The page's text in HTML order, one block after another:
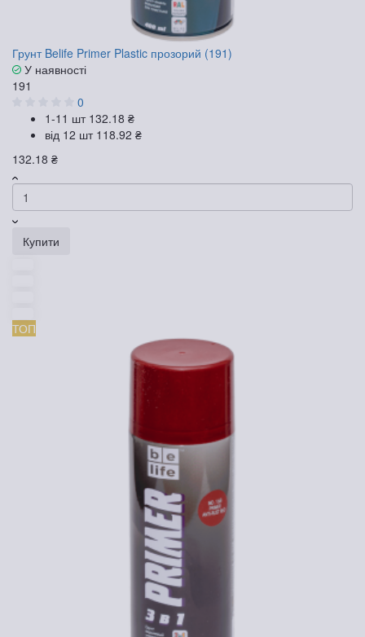
Грунт Belife Primer Plastic прозорий (191)
У наявності
191
0
1-11 шт 132.18 ₴
від 12 шт 118.92 ₴
132.18 ₴
Купити
ТОП